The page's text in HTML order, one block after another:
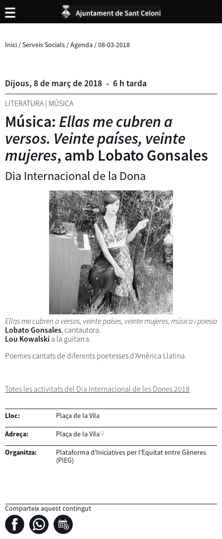
Inici /Serveis Socials /Agenda /08-03-2018
Dijous, 8de marçde2018 - 6 h tarda
LITERATURA | MÚSICA
Música: Ellas me cubren a
versos. Veinte países, veinte
mujeres, amb Lobato Gonsales
Dia Internacional de la Dona
Ellas me cubren a versos, veinte países, veinte mujeres, música i poesia
Lobato Gonsales, cantautora.
Lou Kowalski a la guitarra.
Poemes cantats de diferents poetesses d'Amèrica Llatina.
Totes les activitats del Dia Internacional de les Dones 2018
Lloc: Plaça de la Vila
Adreça: Plaça de la Vila
Organitza:
Plataforma d'Iniciatives per l'Equitat entre Gèneres
(PIEG)
Comparteix aquest contingut